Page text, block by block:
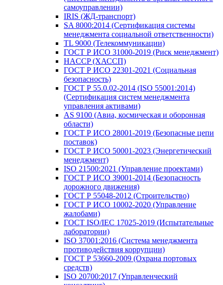
самоуправлении)
IRIS (ЖД-транспорт)
SA 8000:2014 (Сертификация системы
менеджмента социальной ответственности)
TL 9000 (Телекоммуникации)
ГОСТ Р ИСО 31000-2019 (Риск менеджмент)
HACCP (ХАССП)
ГОСТ Р ИСО 22301-2021 (Социальная
безопасность)
ГОСТ Р 55.0.02-2014 (ISO 55001:2014)
(Сертификация систем менеджмента
управления активами)
AS 9100 (Авиа, космическая и оборонная
области)
ГОСТ Р ИСО 28001-2019 (Безопасные цепи
поставок)
ГОСТ Р ИСО 50001-2023 (Энергетический
менеджмент)
ISO 21500:2021 (Управление проектами)
ГОСТ Р ИСО 39001-2014 (Безопасность
дорожного движения)
ГОСТ Р 55048-2012 (Строительство)
ГОСТ Р ИСО 10002-2020 (Управление
жалобами)
ГОСТ ISO/IEC 17025-2019 (Испытательные
лаборатории)
ISO 37001:2016 (Система менеджмента
противодействия коррупции)
ГОСТ Р 53660-2009 (Охрана портовых
средств)
ISO 20700:2017 (Управленческий